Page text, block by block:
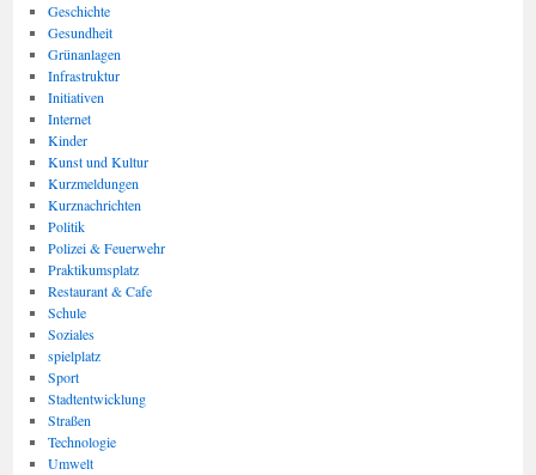
Geschichte
Gesundheit
Grünanlagen
Infrastruktur
Initiativen
Internet
Kinder
Kunst und Kultur
Kurzmeldungen
Kurznachrichten
Politik
Polizei & Feuerwehr
Praktikumsplatz
Restaurant & Cafe
Schule
Soziales
spielplatz
Sport
Stadtentwicklung
Straßen
Technologie
Umwelt